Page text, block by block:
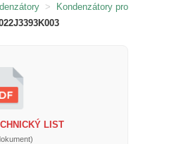
>
Kondenzátory pro
LIST